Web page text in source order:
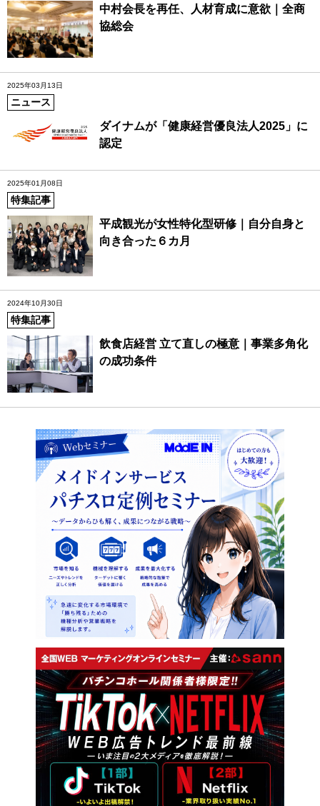
中村会長を再任、人材育成に意欲｜全商
協総会
2025年03月13日
ニュース
ダイナムが「健康経営優良法人2025」に
認定
2025年01月08日
特集記事
平成観光が女性特化型研修｜自分自身と
向き合った６カ月
2024年10月30日
特集記事
飲食店経営 立て直しの極意｜事業多角化
の成功条件